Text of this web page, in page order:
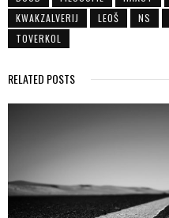
KWAKZALVERIJ
LEOŠ NS
TOVERKOL
RELATED POSTS